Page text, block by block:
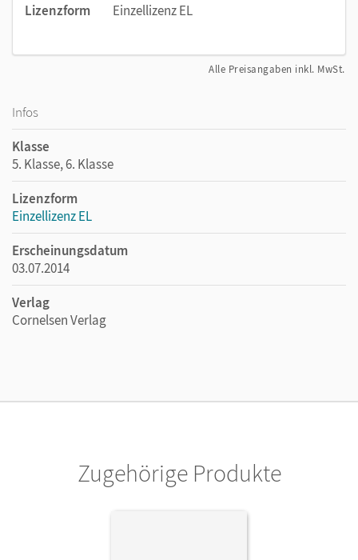
Lizenzform
Einzellizenz EL
Alle Preisangaben inkl. MwSt.
Infos
Klasse
5. Klasse, 6. Klasse
Lizenzform
Einzellizenz EL
Erscheinungsdatum
03.07.2014
Verlag
Cornelsen Verlag
Zugehörige Produkte